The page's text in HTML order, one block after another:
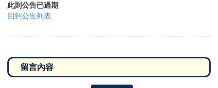
此則公告已過期
回到公告列表